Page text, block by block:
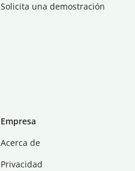
Solicita una demostración
Empresa
Acerca de
Privacidad